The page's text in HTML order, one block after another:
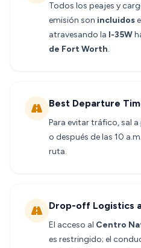
Todos los peajes y
emisión son incluidos
atravesando la I-35W
de Fort Worth.
Best Departure
Para evitar tráfico, sal
o después de las 10
ruta.
Drop-off Logistics
El acceso al Centro
es restringido; el